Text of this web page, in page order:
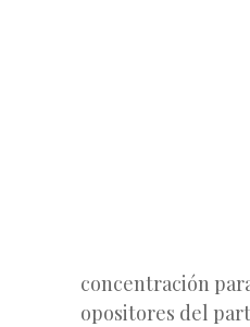
concentración
opositores del